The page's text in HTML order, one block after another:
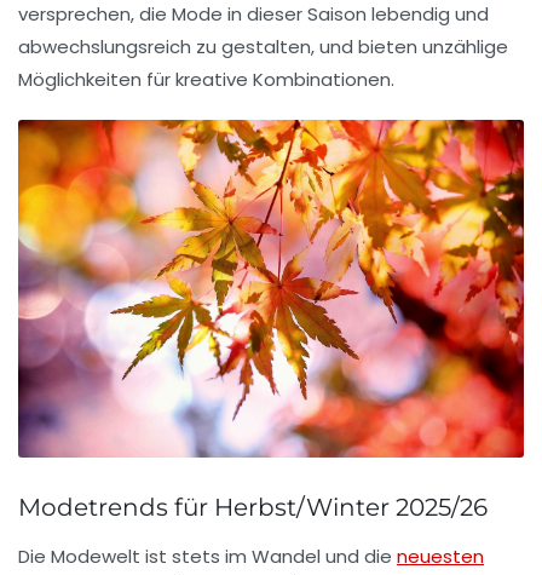
versprechen, die Mode in dieser Saison lebendig und
abwechslungsreich zu gestalten, und bieten unzählige
Möglichkeiten für kreative Kombinationen.
Modetrends für Herbst/Winter 2025/26
Die Modewelt ist stets im Wandel und die neuesten